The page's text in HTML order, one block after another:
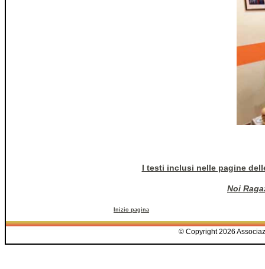
I testi inclusi nelle pagine
Noi
Inizio pagina
© Copyright 2026